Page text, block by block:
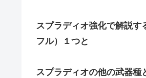
スプラディオ強化で解説
フル）１つと
スプラディオの他の武器種